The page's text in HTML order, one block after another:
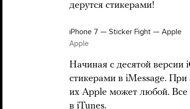
дерутся стикерами!
iPhone 7 — Sticker Fight — Apple
Apple
Начиная с десятой версии
стикерами в iMessage. При
их Apple может любой. Все
в iTunes.